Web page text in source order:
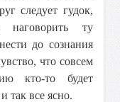
следует гудок,
наговорить ту
до сознания
что совсем
кто-то будет
так все ясно.